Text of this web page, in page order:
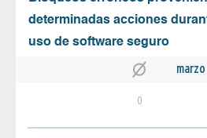
determinadas acciones
uso de software seguro
marzo
0